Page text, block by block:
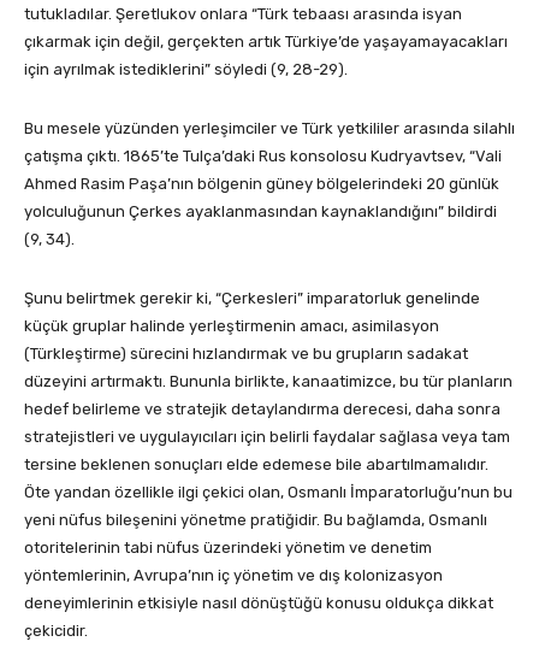
tutukladılar. Şeretlukov onlara “Türk tebaası arasında isyan
çıkarmak için değil, gerçekten artık Türkiye’de yaşayamayacakları
için ayrılmak istediklerini” söyledi (9, 28-29).
Bu mesele yüzünden yerleşimciler ve Türk yetkililer arasında silahlı
çatışma çıktı. 1865’te Tulça’daki Rus konsolosu Kudryavtsev, “Vali
Ahmed Rasim Paşa’nın bölgenin güney bölgelerindeki 20 günlük
yolculuğunun Çerkes ayaklanmasından kaynaklandığını” bildirdi
(9, 34).
Şunu belirtmek gerekir ki, “Çerkesleri” imparatorluk genelinde
küçük gruplar halinde yerleştirmenin amacı, asimilasyon
(Türkleştirme) sürecini hızlandırmak ve bu grupların sadakat
düzeyini artırmaktı. Bununla birlikte, kanaatimizce, bu tür planların
hedef belirleme ve stratejik detaylandırma derecesi, daha sonra
stratejistleri ve uygulayıcıları için belirli faydalar sağlasa veya tam
tersine beklenen sonuçları elde edemese bile abartılmamalıdır.
Öte yandan özellikle ilgi çekici olan, Osmanlı İmparatorluğu’nun bu
yeni nüfus bileşenini yönetme pratiğidir. Bu bağlamda, Osmanlı
otoritelerinin tabi nüfus üzerindeki yönetim ve denetim
yöntemlerinin, Avrupa’nın iç yönetim ve dış kolonizasyon
deneyimlerinin etkisiyle nasıl dönüştüğü konusu oldukça dikkat
çekicidir.